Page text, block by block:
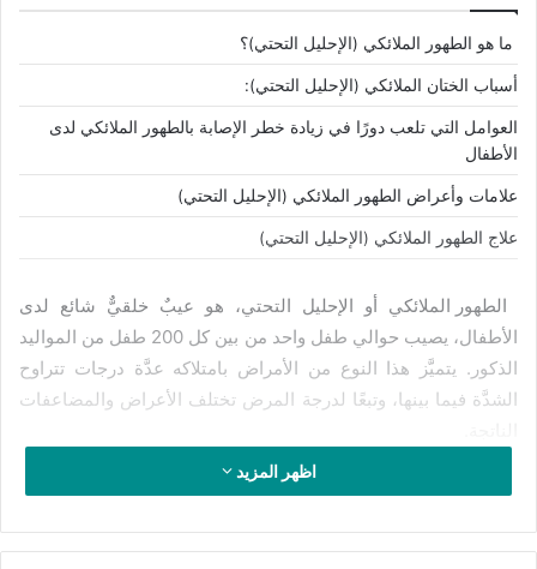
ما هو الطهور الملائكي (الإحليل التحتي)؟
أسباب الختان الملائكي (الإحليل التحتي):
العوامل التي تلعب دورًا في زيادة خطر الإصابة بالطهور الملائكي لدى
الأطفال
علامات وأعراض الطهور الملائكي (الإحليل التحتي)
علاج الطهور الملائكي (الإحليل التحتي)
الطهور الملائكي أو الإحليل التحتي، هو عيبٌ خلقيٌّ شائع لدى
الأطفال، يصيب حوالي طفل واحد من بين كل 200 طفل من المواليد
الذكور. يتميَّز هذا النوع من الأمراض بامتلاكه عدَّة درجات تتراوح
الشدَّة فيما بينها، وتبعًا لدرجة المرض تختلف الأعراض والمضاعفات
نتعرَّف في مقالنا اليوم على شرح ما هو الإحليل التحتي ودرجاته،
اظهر المزيد